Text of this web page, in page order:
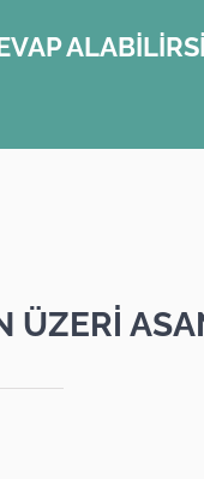
ÜZERİ